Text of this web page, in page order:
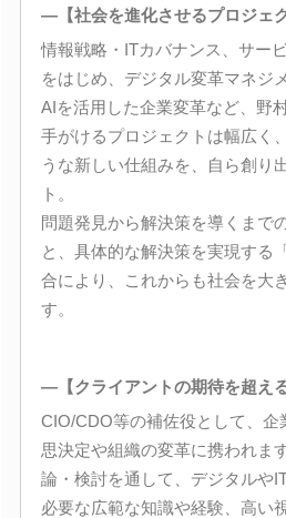
―【社会を進化させるプロジェク
情報戦略・ITカバナンス、サー
をはじめ、デジタル変革マネジ
AIを活用した企業変革など、野
手がけるプロジェクトは幅広く
うな新しい仕組みを、自ら創り
ト。
問題発見から解決策を導くまで
と、具体的な解決策を実現する
合により、これからも社会を大
す。
―【クライアントの期待を超える
CIO/CDO等の補佐役として、企
思決定や組織の変革に携われま
論・検討を通して、デジタルや
必要な広範な知識や経験、高い